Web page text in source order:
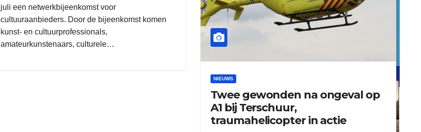
word vrijwilliger (1)
refreshed webdesign putten
juli een netwerkbijeenkomst voor
cultuuraanbieders. Door de bijeenkomst komen
kunst- en cultuurprofessionals,
amateurkunstenaars, culturele…
NIEUWS
Twee gewonden na ongeval op
A1 bij Terschuur,
traumahelicopter in actie